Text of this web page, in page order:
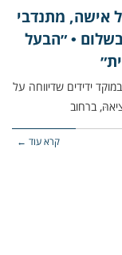
אישה, מתנדבי
• ״הבעל
ידידים שדיווחה על
ברחוב
קרא עוד ←